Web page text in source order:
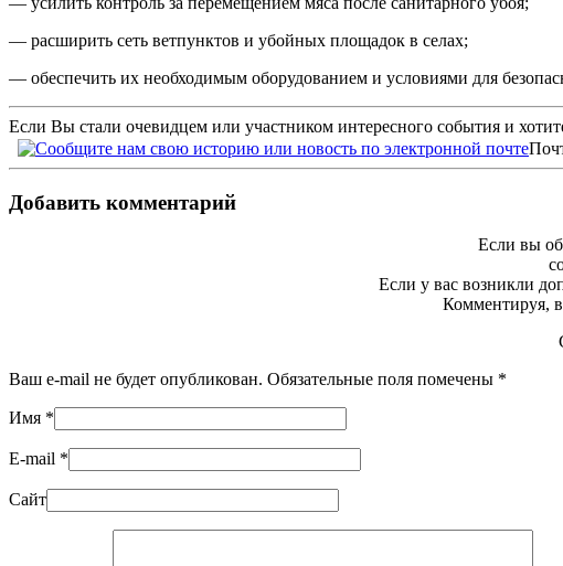
— расширить сеть ветпунктов и убойных площадок в селах;
— обеспечить их необходимым оборудованием и условиями для
Если Вы стали очевидцем или участником интересного события и
Добавить комментарий
Если вы
Если у вас возникли
Комментируя,
Ваш e-mail не будет опубликован. Обязательные поля помечены *
Имя *
E-mail *
Сайт